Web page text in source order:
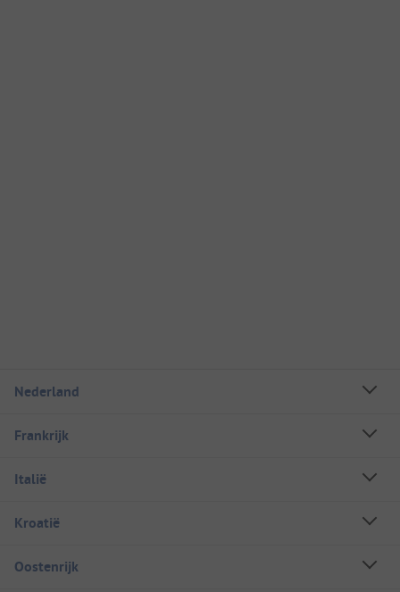
Nederland
Frankrijk
Italië
Kroatië
Oostenrijk